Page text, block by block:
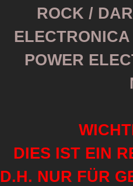
ROCK /
POWER
DIES IST EIN
D.H. NUR FÜR